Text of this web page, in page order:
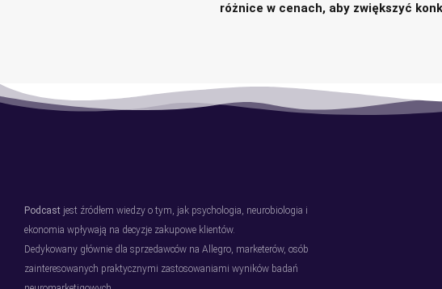
różnice w cenach, aby zwiększyć
Podcast jest źródłem wiedzy o tym, jak psychologia, neurobiologia i
ekonomia wpływają na decyzje zakupowe klientów.
Dedykowany głównie dla sprzedawców na Allegro, marketerów, osób
zainteresowanych praktycznymi zastosowaniami wyników badań